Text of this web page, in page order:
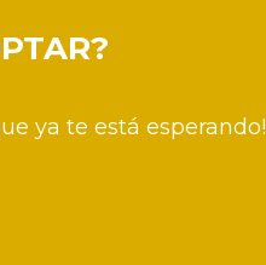
ya te está esperando!